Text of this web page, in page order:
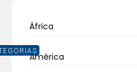
África
América